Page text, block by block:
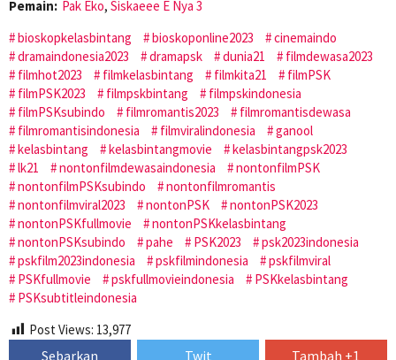
Pemain: Pak Eko, Siskaeee E Nya 3
bioskopkelasbintang
bioskoponline2023
cinemaindo
dramaindonesia2023
dramapsk dunia21
filmdewasa2023
filmhot2023
filmkelasbintang filmkita21
filmPSK
filmPSK2023
filmpskbintang
filmpskindonesia
filmPSKsubindo
filmromantis2023
filmromantisdewasa
filmromantisindonesia
filmviralindonesia
ganool
kelasbintang
kelasbintangmovie
kelasbintangpsk2023
lk21
nontonfilmdewasaindonesia
nontonfilmPSK
nontonfilmPSKsubindo
nontonfilmromantis
nontonfilmviral2023
nontonPSK
nontonPSK2023
nontonPSKfullmovie
nontonPSKkelasbintang
nontonPSKsubindo
pahe PSK2023
psk2023indonesia
pskfilm2023indonesia
pskfilmindonesia
pskfilmviral
PSKfullmovie
pskfullmovieindonesia
PSKkelasbintang
PSKsubtitleindonesia
Post Views: 13,977
Sebarkan Twit Tambah +1